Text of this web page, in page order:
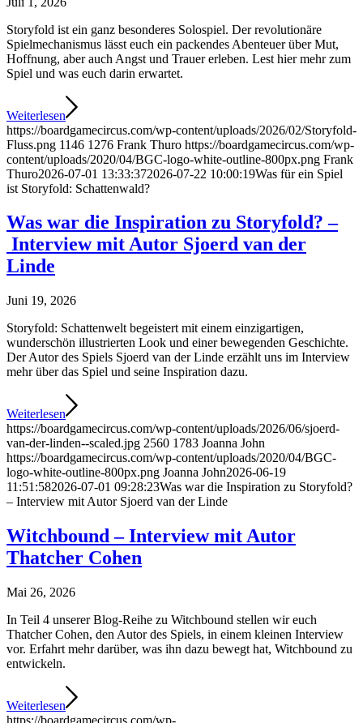
Storyfold ist ein ganz besonderes Solospiel. Der revolutionäre
Spielmechanismus lässt euch ein packendes Abenteuer über Mut,
Hoffnung, aber auch Angst und Trauer erleben. Lest hier mehr zum
Spiel und was euch darin erwartet.
Weiterlesen
https://boardgamecircus.com/wp-content/uploads/2026/02/Storyfold-
Fluss.png 1146 1276 Frank Thuro https://boardgamecircus.com/wp-
content/uploads/2020/04/BGC-logo-white-outline-800px.png Frank
Thuro2026-07-01 13:33:372026-07-22 10:00:19Was für ein Spiel
ist Storyfold: Schattenwald?
Was war die Inspiration zu Storyfold? –
Interview mit Autor Sjoerd van der
Linde
Juni 19, 2026
Storyfold: Schattenwelt begeistert mit einem einzigartigen,
wunderschön illustrierten Look und einer bewegenden Geschichte.
Der Autor des Spiels Sjoerd van der Linde erzählt uns im Interview
mehr über das Spiel und seine Inspiration dazu.
Weiterlesen
https://boardgamecircus.com/wp-content/uploads/2026/06/sjoerd-
van-der-linden--scaled.jpg 2560 1783 Joanna John
https://boardgamecircus.com/wp-content/uploads/2020/04/BGC-
logo-white-outline-800px.png Joanna John2026-06-19
11:51:582026-07-01 09:28:23Was war die Inspiration zu Storyfold?
– Interview mit Autor Sjoerd van der Linde
Witchbound – Interview mit Autor
Thatcher Cohen
Mai 26, 2026
In Teil 4 unserer Blog-Reihe zu Witchbound stellen wir euch
Thatcher Cohen, den Autor des Spiels, in einem kleinen Interview
vor. Erfahrt mehr darüber, was ihn dazu bewegt hat, Witchbound zu
entwickeln.
Weiterlesen